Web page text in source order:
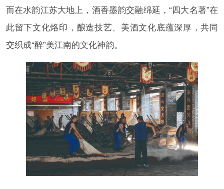
而在水韵江苏大地上，酒香墨韵交融绵延，“四大名著”在
此留下文化烙印，酿造技艺、美酒文化底蕴深厚，共同
交织成“醉”美江南的文化神韵。